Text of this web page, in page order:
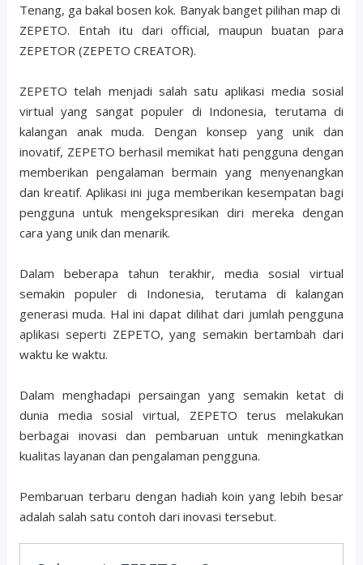
Tenang, ga bakal bosen kok. Banyak banget pilihan map di
ZEPETO. Entah itu dari official, maupun buatan para
ZEPETOR (ZEPETO CREATOR).
ZEPETO telah menjadi salah satu aplikasi media sosial
virtual yang sangat populer di Indonesia, terutama di
kalangan anak muda. Dengan konsep yang unik dan
inovatif, ZEPETO berhasil memikat hati pengguna dengan
memberikan pengalaman bermain yang menyenangkan
dan kreatif. Aplikasi ini juga memberikan kesempatan bagi
pengguna untuk mengekspresikan diri mereka dengan
cara yang unik dan menarik.
Dalam beberapa tahun terakhir, media sosial virtual
semakin populer di Indonesia, terutama di kalangan
generasi muda. Hal ini dapat dilihat dari jumlah pengguna
aplikasi seperti ZEPETO, yang semakin bertambah dari
waktu ke waktu.
Dalam menghadapi persaingan yang semakin ketat di
dunia media sosial virtual, ZEPETO terus melakukan
berbagai inovasi dan pembaruan untuk meningkatkan
kualitas layanan dan pengalaman pengguna.
Pembaruan terbaru dengan hadiah koin yang lebih besar
adalah salah satu contoh dari inovasi tersebut.